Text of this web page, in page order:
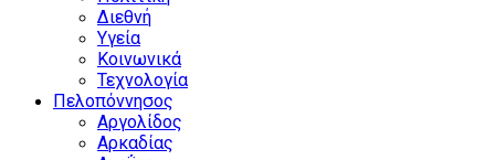
Διεθνή
Υγεία
Κοινωνικά
Τεχνολογία
Πελοπόννησος
Αργολίδος
Αρκαδίας